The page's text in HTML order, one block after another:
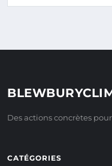
Des actions concrètes
CATÉGORIES